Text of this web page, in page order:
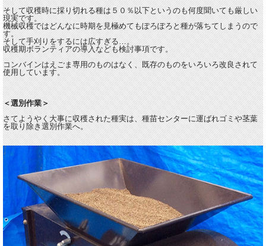
そして収穫時に採り切れる種は５０％以下というのも何度聞いても厳しい
現実です。
機械収穫ではどんなに時期を見極めてもぽろぽろと種が落ちてしまうので
す。
そして手刈りをするには広すぎる…。
収穫期ボランティアの導入なども検討事項です。
コンバインはえごま専用のものはなく、既存のものをいろいろ改良されて
使用しています。
＜選別作業＞
さてようやく大事に収穫された種実は、種苗センターに運ばれゴミや茎葉
を取り除き選別作業へ。